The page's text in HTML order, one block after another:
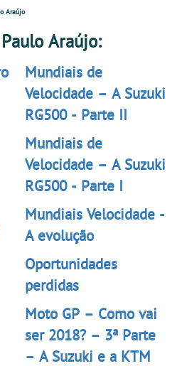
Araújo
Araújo:
Mundiais de
Velocidade – A Suzuki
RG500 - Parte II
Mundiais de
Velocidade – A Suzuki
RG500 - Parte I
Mundiais Velocidade -
A evolução
Oportunidades
perdidas
Moto GP – Como vai
ser 2018? – 3ª Parte
– A Suzuki e a KTM